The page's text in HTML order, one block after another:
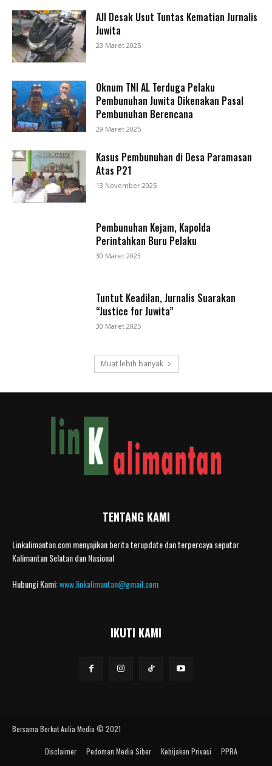
AJI Desak Usut Tuntas Kematian Jurnalis
Juwita
23 Maret 2025
Oknum TNI AL Terduga Pelaku
Pembunuhan Juwita Dikenakan Pasal
Pembunuhan Berencana
29 Maret 2025
Kasus Pembunuhan di Desa Paramasan
Atas P21
13 November 2025
Pembunuhan Kejam, Kapolda
Perintahkan Buru Pelaku
30 Maret 2023
Tuntut Keadilan, Jurnalis Suarakan
“Justice for Juwita”
30 Maret 2025
Muat lebih banyak
TENTANG KAMI
Linkalimantan.com menyajikan berita terupdate dan terpercaya seputar
Kalimantan Selatan dan Nasional
Hubungi Kami:www.linkalimantan@gmail.com
IKUTI KAMI
Bersama Berkat Aulia Media © 2021
Disclaimer Pedoman Media Siber Kebijakan Privasi PPRA